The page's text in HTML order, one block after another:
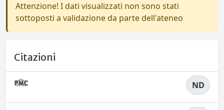
Attenzione! I dati visualizzati non sono stati
sottoposti a validazione da parte dell'ateneo
Citazioni
ND